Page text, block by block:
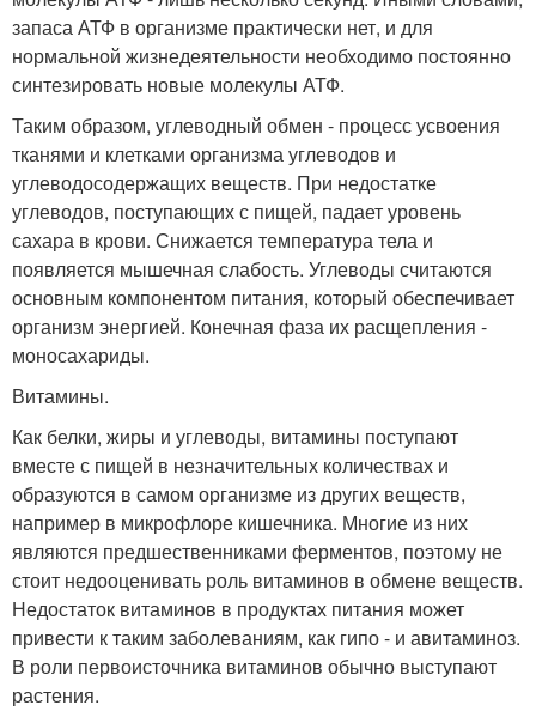
запаса АТФ в организме практически нет, и для
нормальной жизнедеятельности необходимо постоянно
синтезировать новые молекулы АТФ.
Таким образом, углеводный обмен - процесс усвоения
тканями и клетками организма углеводов и
углеводосодержащих веществ. При недостатке
углеводов, поступающих с пищей, падает уровень
сахара в крови. Снижается температура тела и
появляется мышечная слабость. Углеводы считаются
основным компонентом питания, который обеспечивает
организм энергией. Конечная фаза их расщепления -
моносахариды.
Витамины.
Как белки, жиры и углеводы, витамины поступают
вместе с пищей в незначительных количествах и
образуются в самом организме из других веществ,
например в микрофлоре кишечника. Многие из них
являются предшественниками ферментов, поэтому не
стоит недооценивать роль витаминов в обмене веществ.
Недостаток витаминов в продуктах питания может
привести к таким заболеваниям, как гипо - и авитаминоз.
В роли первоисточника витаминов обычно выступают
растения.